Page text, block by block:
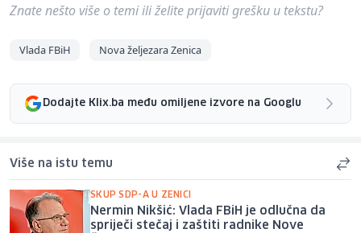
Znate nešto više o temi ili želite prijaviti grešku u tekstu?
Vlada FBiH Nova željezara Zenica
Dodajte Klix.ba među omiljene izvore na Googlu
Više na istu temu
SKUP SDP-A U ZENICI
Nermin Nikšić: Vlada FBiH je odlučna da
spriječi stečaj i zaštiti radnike Nove